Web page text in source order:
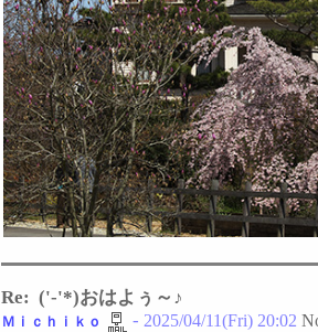
Re: ('-'*)おはよぅ～♪
Ｍｉｃｈｉｋｏ - 2025/04/11(Fri) 20:02